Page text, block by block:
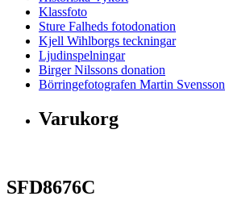
Klassfoto
Sture Falheds fotodonation
Kjell Wihlborgs teckningar
Ljudinspelningar
Birger Nilssons donation
Börringefotografen Martin Svensson
Varukorg
SFD8676C